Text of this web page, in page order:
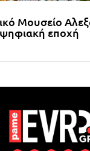
Μουσείο
εποχή